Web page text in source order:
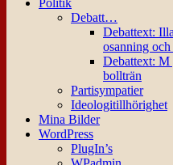
Politik
Debatt…
Debattext:
osanning
Debattext: M
bollträn
Partisympatier
Ideologitillhörighet
Mina Bilder
WordPress
PlugIn’s